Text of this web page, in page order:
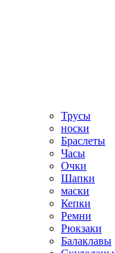
Трусы
носки
Браслеты
Часы
Очки
Шапки
маски
Кепки
Ремни
Рюкзаки
Балаклавы